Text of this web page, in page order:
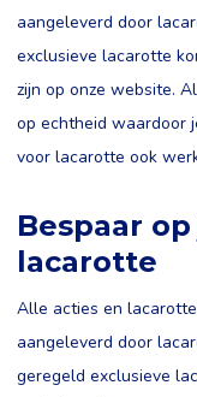
aangeleverd door
exclusieve lacarotte
zijn op onze website.
op echtheid waardoor
voor lacarotte ook
Bespaar
lacarotte
Alle acties en
aangeleverd door
geregeld exclusieve